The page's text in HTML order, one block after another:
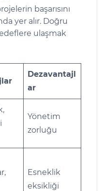
başarısını
yer alır. Doğru
ulaşmak
Dezavantajl
ar
Yönetim
zorluğu
Esneklik
eksikliği